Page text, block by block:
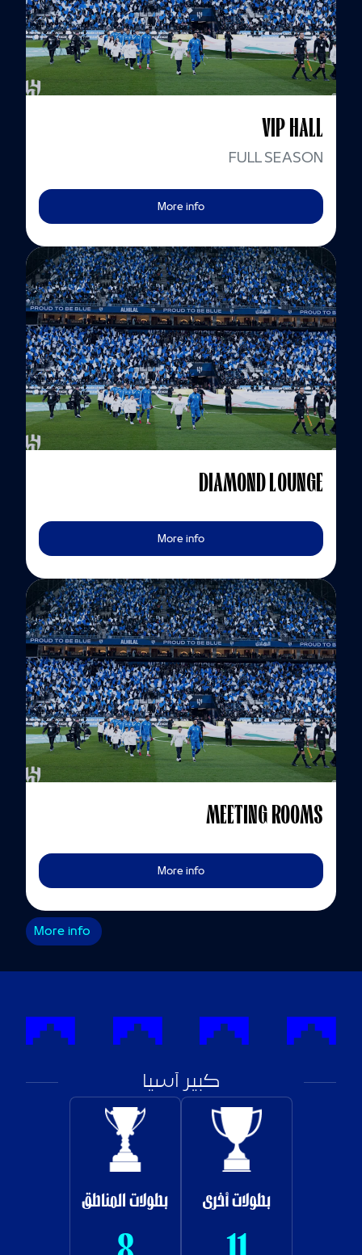
VIP HALL
FULL SEASON
More info
DIAMOND LOUNGE
More info
MEETING ROOMS
More info
More info
كبير آسيا
بطولات أخرى بطولات المناطق